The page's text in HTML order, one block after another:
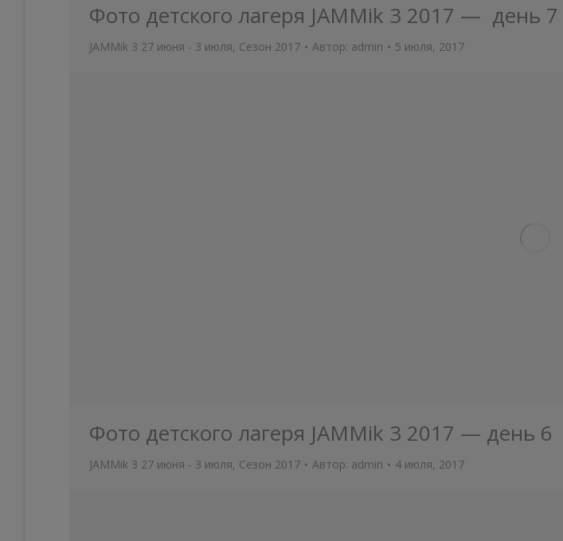
Фото детского лагеря JAMMik 3 2017 — день 7
JAMMik 3 27 июня - 3 июля, Сезон 2017 Автор: admin 5 июля, 2017
Фото детского лагеря JAMMik 3 2017 — день 6
JAMMik 3 27 июня - 3 июля, Сезон 2017 Автор: admin 4 июля, 2017